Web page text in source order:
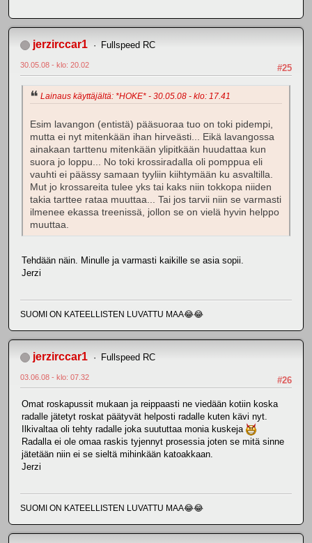
jerzirccar1 Fullspeed RC
#25
30.05.08 - klo: 20.02
Lainaus käyttäjältä: *HOKE* - 30.05.08 - klo: 17.41
Esim lavangon (entistä) pääsuoraa tuo on toki pidempi,
mutta ei nyt mitenkään ihan hirveästi... Eikä lavangossa
ainakaan tarttenu mitenkään ylipitkään huudattaa kun
suora jo loppu... No toki krossiradalla oli pomppua eli
vauhti ei päässy samaan tyyliin kiihtymään ku asvaltilla.
Mut jo krossareita tulee yks tai kaks niin tokkopa niiden
takia tarttee rataa muuttaa... Tai jos tarvii niin se varmasti
ilmenee ekassa treenissä, jollon se on vielä hyvin helppo
muuttaa.
Tehdään näin. Minulle ja varmasti kaikille se asia sopii.
Jerzi
SUOMI ON KATEELLISTEN LUVATTU MAA😂😂
jerzirccar1 Fullspeed RC
#26
03.06.08 - klo: 07.32
Omat roskapussit mukaan ja reippaasti ne viedään kotiin koska
radalle jätetyt roskat päätyvät helposti radalle kuten kävi nyt.
Ilkivaltaa oli tehty radalle joka suututtaa monia kuskeja
Radalla ei ole omaa raskis tyjennyt prosessia joten se mitä sinne
jätetään niin ei se sieltä mihinkään katoakkaan.
Jerzi
SUOMI ON KATEELLISTEN LUVATTU MAA😂😂